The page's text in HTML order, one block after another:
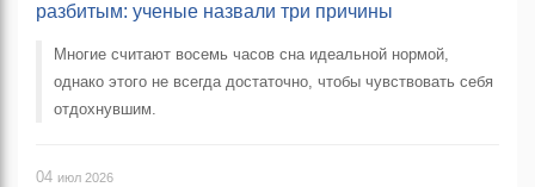
разбитым: ученые назвали три причины
Многие считают восемь часов сна идеальной нормой,
однако этого не всегда достаточно, чтобы чувствовать себя
отдохнувшим.
04 июл 2026